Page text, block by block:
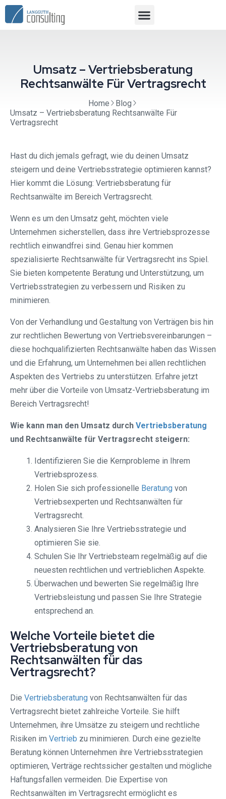
Umsatz – Vertriebsberatung
Rechtsanwälte Für Vertragsrecht
Home
Blog
Umsatz – Vertriebsberatung Rechtsanwälte Für
Vertragsrecht
Hast du dich jemals gefragt, wie du deinen Umsatz
steigern und deine Vertriebsstrategie optimieren kannst?
Hier kommt die Lösung: Vertriebsberatung für
Rechtsanwälte im Bereich Vertragsrecht.
Wenn es um den Umsatz geht, möchten viele
Unternehmen sicherstellen, dass ihre Vertriebsprozesse
rechtlich einwandfrei sind. Genau hier kommen
spezialisierte Rechtsanwälte für Vertragsrecht ins Spiel.
Sie bieten kompetente Beratung und Unterstützung, um
Vertriebsstrategien zu verbessern und Risiken zu
minimieren.
Von der Verhandlung und Gestaltung von Verträgen bis hin
zur rechtlichen Bewertung von Vertriebsvereinbarungen –
diese hochqualifizierten Rechtsanwälte haben das Wissen
und die Erfahrung, um Unternehmen bei allen rechtlichen
Aspekten des Vertriebs zu unterstützen. Erfahre jetzt
mehr über die Vorteile von Umsatz-Vertriebsberatung im
Bereich Vertragsrecht!
Wie kann man den Umsatz durch Vertriebsberatung
und Rechtsanwälte für Vertragsrecht steigern:
Identifizieren Sie die Kernprobleme in Ihrem
Vertriebsprozess.
Holen Sie sich professionelle Beratung von
Vertriebsexperten und Rechtsanwälten für
Vertragsrecht.
Analysieren Sie Ihre Vertriebsstrategie und
optimieren Sie sie.
Schulen Sie Ihr Vertriebsteam regelmäßig auf die
neuesten rechtlichen und vertrieblichen Aspekte.
Überwachen und bewerten Sie regelmäßig Ihre
Vertriebsleistung und passen Sie Ihre Strategie
entsprechend an.
Welche Vorteile bietet die
Vertriebsberatung von
Rechtsanwälten für das
Vertragsrecht?
Die Vertriebsberatung von Rechtsanwälten für das
Vertragsrecht bietet zahlreiche Vorteile. Sie hilft
Unternehmen, ihre Umsätze zu steigern und rechtliche
Risiken im Vertrieb zu minimieren. Durch eine gezielte
Beratung können Unternehmen ihre Vertriebsstrategien
optimieren, Verträge rechtssicher gestalten und mögliche
Haftungsfallen vermeiden. Die Expertise von
Rechtsanwälten im Vertragsrecht ermöglicht es